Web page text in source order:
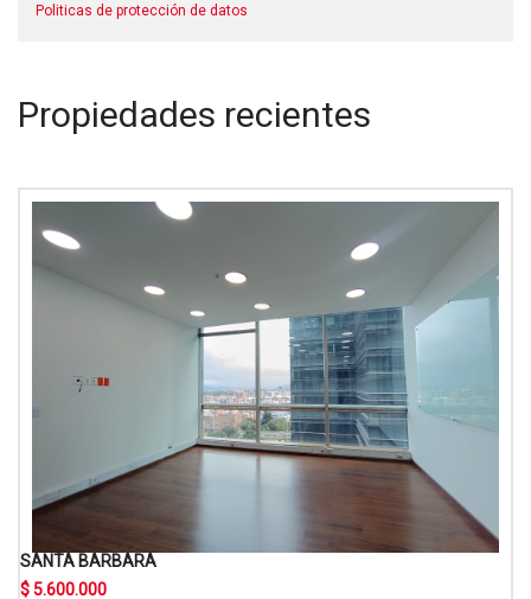
Politicas de protección de datos
Propiedades recientes
SANTA BARBARA
$ 5.600.000